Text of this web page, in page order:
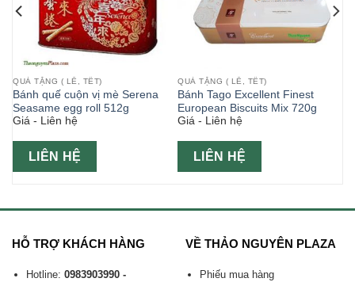
QUÀ TẶNG ( LỄ, TẾT)
Bánh quế cuộn vị mè Serena
Seasame egg roll 512g
Giá - Liên hệ
LIÊN HỆ
QUÀ TẶNG ( LỄ, TẾT)
Bánh Tago Excellent Finest
European Biscuits Mix 720g
Giá - Liên hệ
LIÊN HỆ
HỖ TRỢ KHÁCH HÀNG
Hotline: 0983903990 -
VỀ THẢO NGUYÊN PLAZA
Phiếu mua hàng